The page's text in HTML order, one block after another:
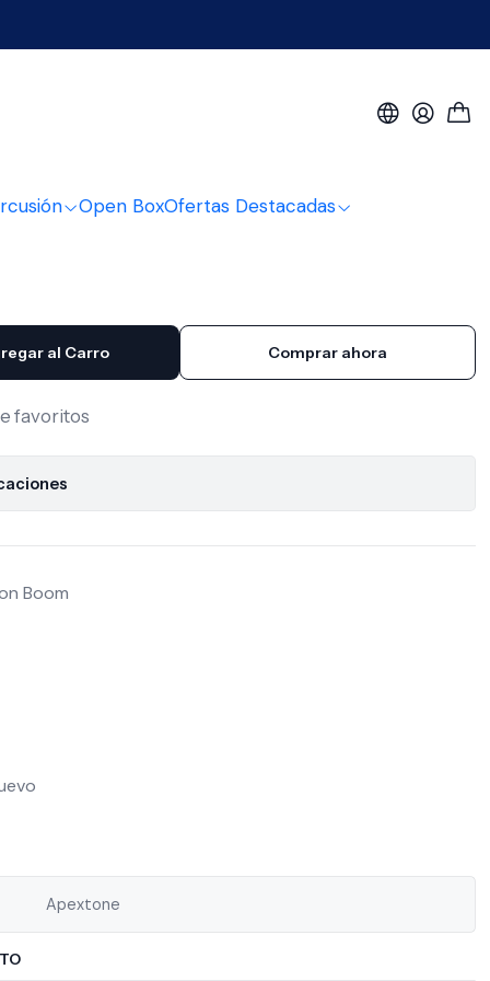
Open BoxOfertas Destacadas
Ap3601
Metal Boom
al Carro Comprar ahora
favoritos
Boom
Apextone